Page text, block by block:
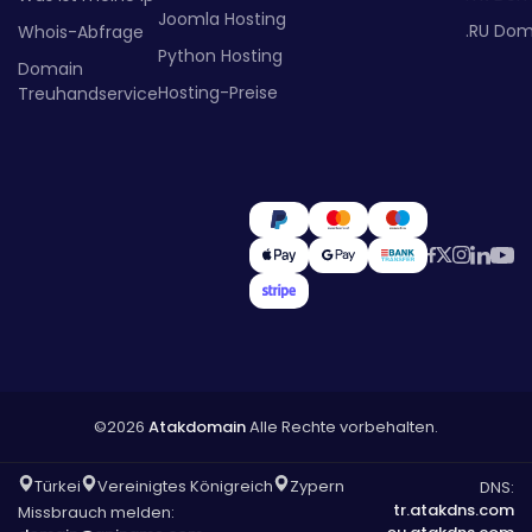
Whois-Abfrage
Domain
Treuhandservice
Joomla Hosting
Python Hosting
Hosting-Preise
.RU
©2026 AtakdomainAlle Rechte vorbehalten.
Türkei Vereinigtes Königreich
Zypern
Missbrauch melden:
DNS:
tr.atakdns.com